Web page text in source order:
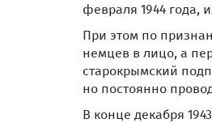
февраля 1944 года,
При этом по
немцев в лицо, а
старокрымский
но постоянно
В конце декабря